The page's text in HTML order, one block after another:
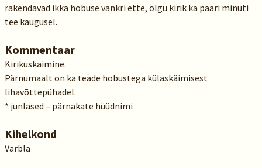
rakendavad ikka hobuse vankri ette, olgu kirik ka paari minuti
tee kaugusel.
Kommentaar
Kirikuskäimine.
Pärnumaalt on ka teade hobustega külaskäimisest
lihavõttepühadel.
* junlased – pärnakate hüüdnimi
Kihelkond
Varbla